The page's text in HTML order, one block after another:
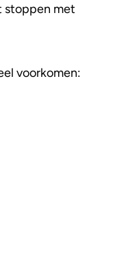
stoppen met
voorkomen: